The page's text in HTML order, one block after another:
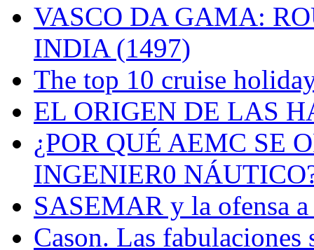
VASCO DA GAMA:
INDIA (1497)
The top 10 cruise
EL ORIGEN DE LAS
¿POR QUÉ AEMC SE
INGENIER0
SASEMAR y la ofensa a
Cason. Las fabulaciones